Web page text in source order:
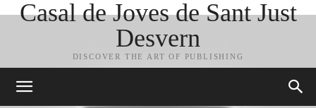
Casal de Joves de Sant Just
Desvern
DISCOVER THE ART OF PUBLISHING